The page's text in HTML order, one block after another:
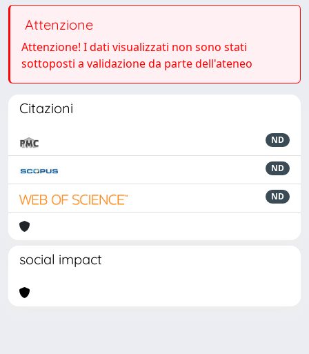
Attenzione
Attenzione! I dati visualizzati non sono stati
sottoposti a validazione da parte dell'ateneo
Citazioni
ND
ND
ND
social impact